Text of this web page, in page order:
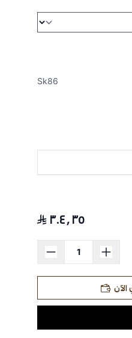
Sk86
٣٠٤٫٣٥